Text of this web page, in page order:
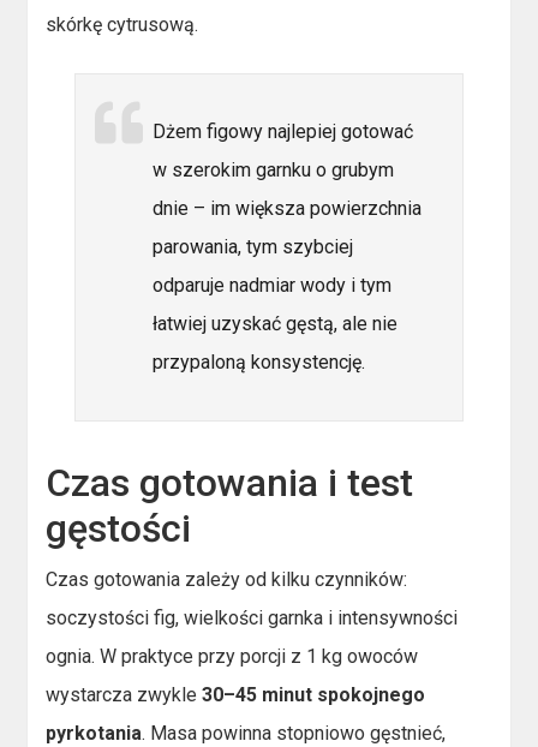
skórkę cytrusową.
Dżem figowy najlepiej gotować
w szerokim garnku o grubym
dnie – im większa powierzchnia
parowania, tym szybciej
odparuje nadmiar wody i tym
łatwiej uzyskać gęstą, ale nie
przypaloną konsystencję.
Czas gotowania i test
gęstości
Czas gotowania zależy od kilku czynników:
soczystości fig, wielkości garnka i intensywności
ognia. W praktyce przy porcji z 1 kg owoców
wystarcza zwykle30–45 minut spokojnego
pyrkotania. Masa powinna stopniowo gęstnieć,